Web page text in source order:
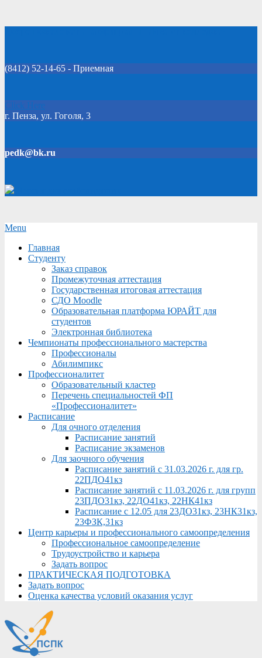
(8412) 52-14-65 - Приемная
Click Here
г. Пенза, ул. Гоголя, 3
pedk@bk.ru
Secondary
Menu
Menu
Главная
Студенту
Заказ справок
Промежуточная аттестация
Государственная итоговая аттестация
СДО Moodle
Образовательная платформа ЮРАЙТ для
студентов
Электронная библиотека
Чемпионаты профессионального мастерства
Профессионалы
Абилимпикс
Профессионалитет
Образовательный кластер
Перечень специальностей ФП
«Профессионалитет»
Расписание
Для очного отделения
Расписание занятий
Расписание экзаменов
Для заочного обучения
Расписание занятий с 31.03.2026 г. для гр.
22ПДО41кз
Расписание занятий с 11.03.2026 г. для групп
23ПДО31кз, 22ДО41кз, 22НК41кз
Расписание с 12.05 для 23ДО31кз, 23НК31кз,
23ФЗК,31кз
Центр карьеры и профессионального самоопределения
Профессиональное самоопределение
Трудоустройство и карьера
Задать вопрос
ПРАКТИЧЕСКАЯ ПОДГОТОВКА
Задать вопрос
Оценка качества условий оказания услуг